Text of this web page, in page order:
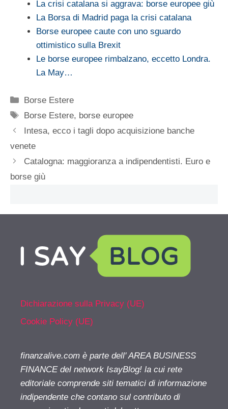
La crisi catalana si aggrava: borse europee giù
La Borsa di Madrid paga la crisi catalana
Borse europee caute con uno sguardo
ottimistico sulla Brexit
Le borse europee rimbalzano, eccetto Londra.
La May…
Categorie
Borse Estere
Tag
Borse Estere, borse europee
Intesa, ecco i tagli dopo acquisizione banche
venete
Catalogna: maggioranza a indipendentisti. Euro e
borse giù
Dichiarazione sulla Privacy (UE)
Cookie Policy (UE)
finanzalive.com è parte dell' AREA BUSINESS
FINANCE del network IsayBlog! la cui rete
editoriale comprende siti tematici di informazione
indipendente che contano sul contributo di